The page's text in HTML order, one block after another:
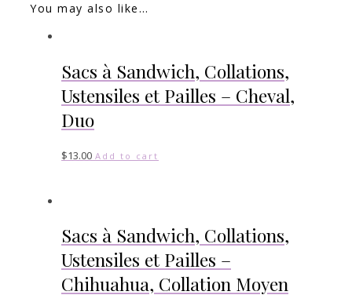
You may also like…
Sacs à Sandwich, Collations,
Ustensiles et Pailles – Cheval,
Duo
$13.00 Add to cart
Sacs à Sandwich, Collations,
Ustensiles et Pailles –
Chihuahua, Collation Moyen